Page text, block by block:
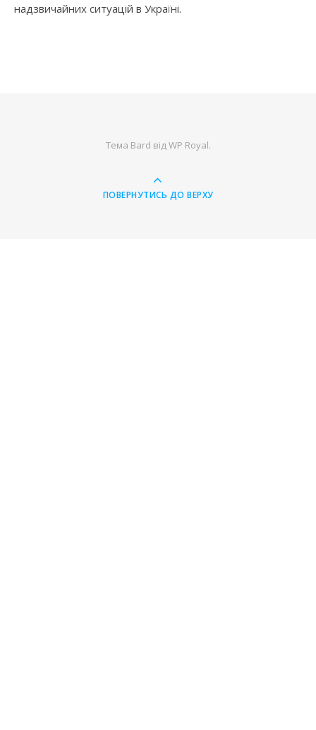
надзвичайних ситуацій в Україні.
Тема Bard відWP Royal.
ПОВЕРНУТИСЬ ДО ВЕРХУ